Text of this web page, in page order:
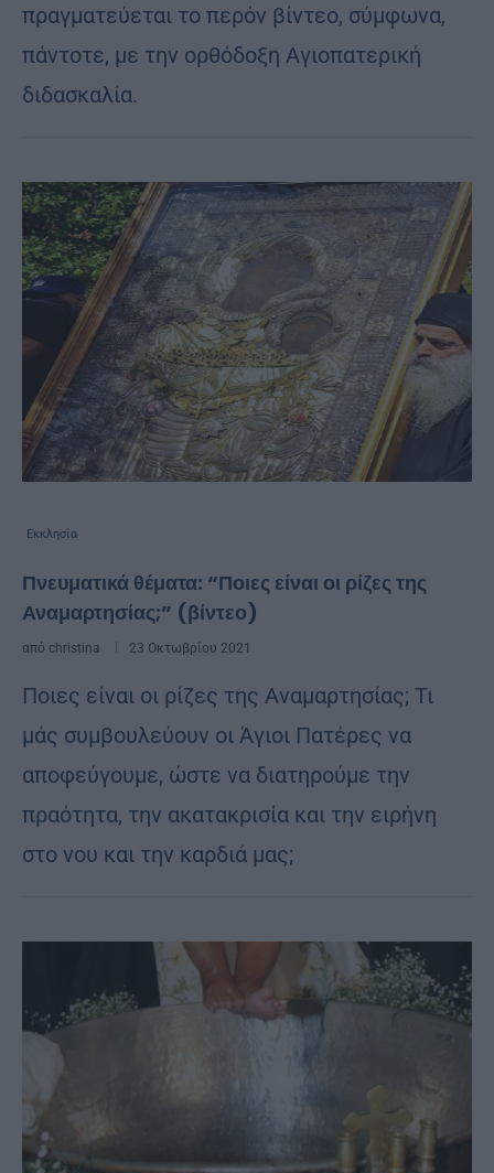
πραγματεύεται το περόν βίντεο, σύμφωνα,
πάντοτε, με την ορθόδοξη Αγιοπατερική
διδασκαλία.
Εκκλησία
Πνευματικά θέματα: “Ποιες είναι οι ρίζες της
Αναμαρτησίας;” (βίντεο)
από christina 23 Οκτωβρίου 2021
Ποιες είναι οι ρίζες της Αναμαρτησίας; Τι
μάς συμβουλεύουν οι Άγιοι Πατέρες να
αποφεύγουμε, ώστε να διατηρούμε την
πραότητα, την ακατακρισία και την ειρήνη
στο νου και την καρδιά μας;